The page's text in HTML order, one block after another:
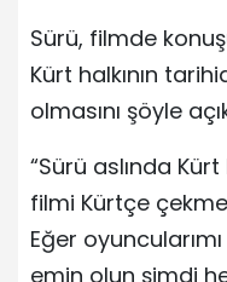
Sürü, filmde
Kürt halkının
olmasını şöyle
“Sürü aslında
filmi Kürtçe
Eğer
emin olun şimdi